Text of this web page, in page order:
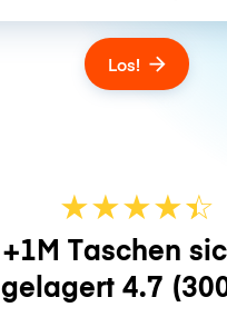
Los!
★★★★☆
★
+1M Taschen
gelagert 4.7